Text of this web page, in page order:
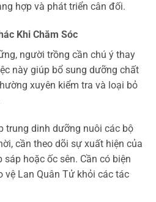
hợp và phát triển cân đối.
Khi Chăm Sóc
người trồng cần chú ý thay
này giúp bổ sung dưỡng chất
xuyên kiểm tra và loại bỏ
trung dinh dưỡng nuôi các bộ
cần theo dõi sự xuất hiện của
hoặc ốc sên. Cần có biện
vệ Lan Quân Tử khỏi các tác